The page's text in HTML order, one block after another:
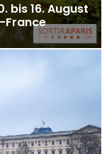
bis 16. August
France